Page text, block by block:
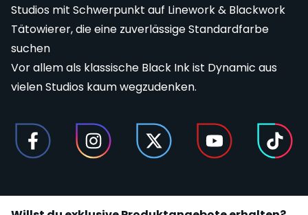
Studios mit Schwerpunkt auf Linework & Blackwork
Tätowierer, die eine zuverlässige Standardfarbe
suchen
Vor allem als klassische Black Ink ist Dynamic aus
vielen Studios kaum wegzudenken.